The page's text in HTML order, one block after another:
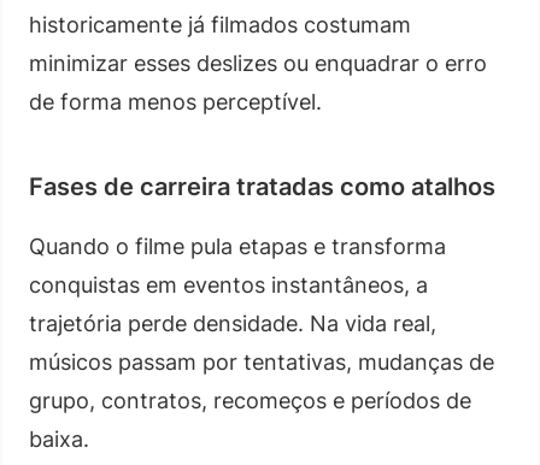
historicamente já filmados costumam
minimizar esses deslizes ou enquadrar o erro
de forma menos perceptível.
Fases de carreira tratadas como atalhos
Quando o filme pula etapas e transforma
conquistas em eventos instantâneos, a
trajetória perde densidade. Na vida real,
músicos passam por tentativas, mudanças de
grupo, contratos, recomeços e períodos de
baixa.